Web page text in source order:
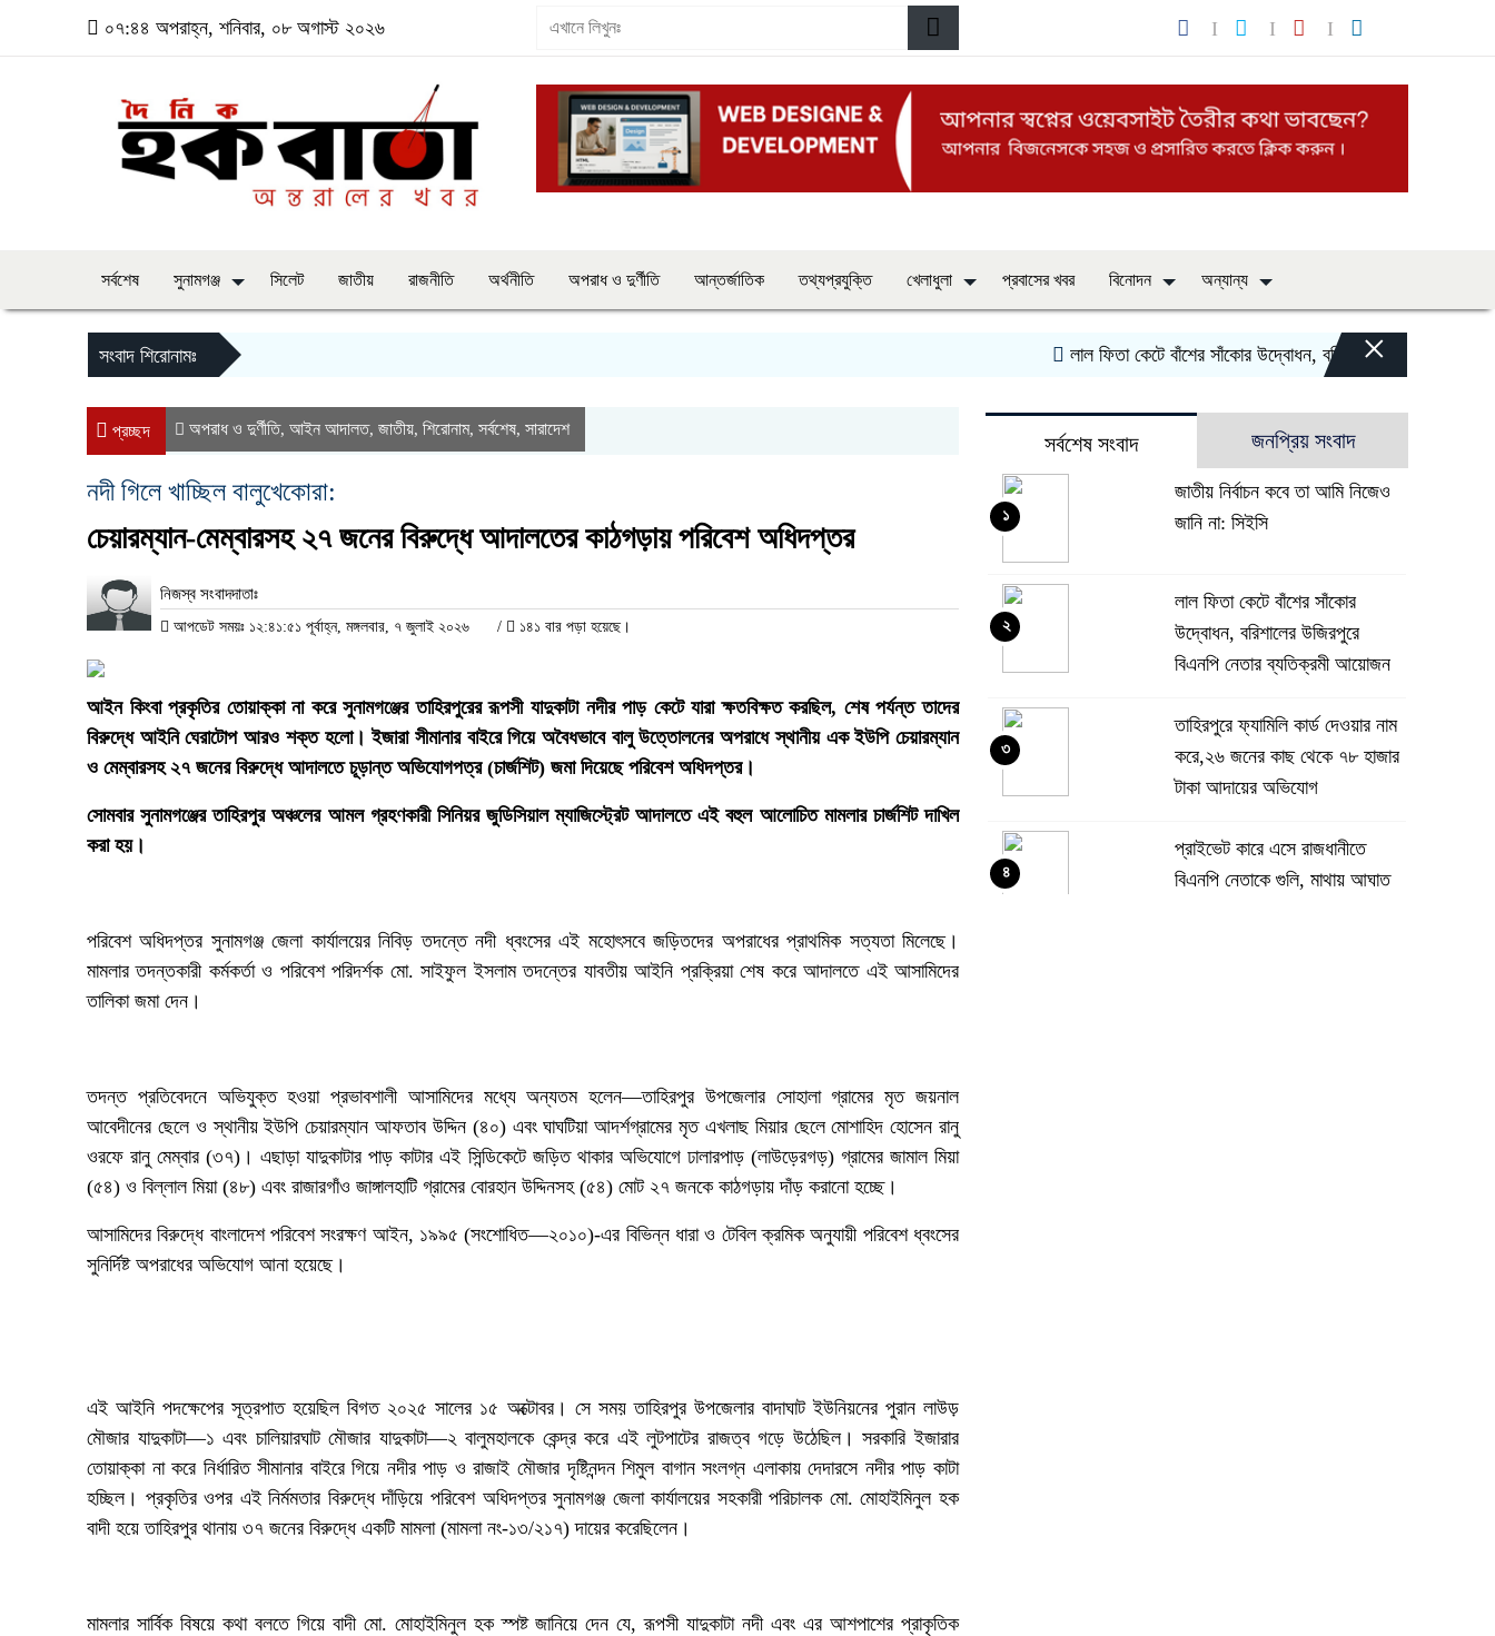
০৭:৪৪ অপরাহ্ন, শনিবার, ০৮ অগাস্ট ২০২৬
সর্বশেষ সুনামগঞ্জ সিলেট জাতীয় রাজনীতি অর্থনীতি অপরাধ ও দুর্ণীতি আন্তর্জাতিক তথ্যপ্রযুক্তি খেলাধুলা প্রবাসের খবর বিনোদন অন্যান্য
সংবাদ শিরোনামঃ ‎লাল ফিতা কেটে বাঁশের সাঁকোর উদ্বোধন, বরিশালের উজিরপুরে বিএনপি
×
প্রচ্ছদ অপরাধ ও দুর্ণীতি, আইন আদালত, জাতীয়, শিরোনাম, সর্বশেষ, সারাদেশ
‎নদী গিলে খাচ্ছিল বালুখেকোরা:
চেয়ারম্যান-মেম্বারসহ ২৭ জনের বিরুদ্ধে আদালতের কাঠগড়ায় পরিবেশ অধিদপ্তর
নিজস্ব সংবাদদাতাঃ
আপডেট সময়ঃ ১২:৪১:৫১ পূর্বাহ্ন, মঙ্গলবার, ৭ জুলাই ২০২৬ / ১৪১ বার পড়া হয়েছে।
‎আইন কিংবা প্রকৃতির তোয়াক্কা না করে সুনামগঞ্জের তাহিরপুরের রূপসী যাদুকাটা নদীর পাড় কেটে যারা ক্ষতবিক্ষত করছিল, শেষ পর্যন্ত তাদের
বিরুদ্ধে আইনি ঘেরাটোপ আরও শক্ত হলো। ইজারা সীমানার বাইরে গিয়ে অবৈধভাবে বালু উত্তোলনের অপরাধে স্থানীয় এক ইউপি চেয়ারম্যান
ও মেম্বারসহ ২৭ জনের বিরুদ্ধে আদালতে চূড়ান্ত অভিযোগপত্র (চার্জশিট) জমা দিয়েছে পরিবেশ অধিদপ্তর।
‎সোমবার সুনামগঞ্জের তাহিরপুর অঞ্চলের আমল গ্রহণকারী সিনিয়র জুডিসিয়াল ম্যাজিস্ট্রেট আদালতে এই বহুল আলোচিত মামলার চার্জশিট দাখিল
করা হয়।
‎পরিবেশ অধিদপ্তর সুনামগঞ্জ জেলা কার্যালয়ের নিবিড় তদন্তে নদী ধ্বংসের এই মহোৎসবে জড়িতদের অপরাধের প্রাথমিক সত্যতা মিলেছে।
মামলার তদন্তকারী কর্মকর্তা ও পরিবেশ পরিদর্শক মো. সাইফুল ইসলাম তদন্তের যাবতীয় আইনি প্রক্রিয়া শেষ করে আদালতে এই আসামিদের
তালিকা জমা দেন।
‎তদন্ত প্রতিবেদনে অভিযুক্ত হওয়া প্রভাবশালী আসামিদের মধ্যে অন্যতম হলেন—তাহিরপুর উপজেলার সোহালা গ্রামের মৃত জয়নাল
আবেদীনের ছেলে ও স্থানীয় ইউপি চেয়ারম্যান আফতাব উদ্দিন (৪০) এবং ঘাঘটিয়া আদর্শগ্রামের মৃত এখলাছ মিয়ার ছেলে মোশাহিদ হোসেন রানু
ওরফে রানু মেম্বার (৩৭)। এছাড়া যাদুকাটার পাড় কাটার এই সিন্ডিকেটে জড়িত থাকার অভিযোগে ঢালারপাড় (লাউড়েরগড়) গ্রামের জামাল মিয়া
(৫৪) ও বিল্লাল মিয়া (৪৮) এবং রাজারগাঁও জাঙ্গালহাটি গ্রামের বোরহান উদ্দিনসহ (৫৪) মোট ২৭ জনকে কাঠগড়ায় দাঁড় করানো হচ্ছে।
‎আসামিদের বিরুদ্ধে বাংলাদেশ পরিবেশ সংরক্ষণ আইন, ১৯৯৫ (সংশোধিত—২০১০)-এর বিভিন্ন ধারা ও টেবিল ক্রমিক অনুযায়ী পরিবেশ ধ্বংসের
সুনির্দিষ্ট অপরাধের অভিযোগ আনা হয়েছে।
‎এই আইনি পদক্ষেপের সূত্রপাত হয়েছিল বিগত ২০২৫ সালের ১৫ অক্টোবর। সে সময় তাহিরপুর উপজেলার বাদাঘাট ইউনিয়নের পুরান লাউড়
মৌজার যাদুকাটা—১ এবং চালিয়ারঘাট মৌজার যাদুকাটা—২ বালুমহালকে কেন্দ্র করে এই লুটপাটের রাজত্ব গড়ে উঠেছিল। সরকারি ইজারার
তোয়াক্কা না করে নির্ধারিত সীমানার বাইরে গিয়ে নদীর পাড় ও রাজাই মৌজার দৃষ্টিনন্দন শিমুল বাগান সংলগ্ন এলাকায় দেদারসে নদীর পাড় কাটা
হচ্ছিল। প্রকৃতির ওপর এই নির্মমতার বিরুদ্ধে দাঁড়িয়ে পরিবেশ অধিদপ্তর সুনামগঞ্জ জেলা কার্যালয়ের সহকারী পরিচালক মো. মোহাইমিনুল হক
বাদী হয়ে তাহিরপুর থানায় ৩৭ জনের বিরুদ্ধে একটি মামলা (মামলা নং-১৩/২১৭) দায়ের করেছিলেন।
‎মামলার সার্বিক বিষয়ে কথা বলতে গিয়ে বাদী মো. মোহাইমিনুল হক স্পষ্ট জানিয়ে দেন যে, রূপসী যাদুকাটা নদী এবং এর আশপাশের প্রাকৃতিক
সর্বশেষ সংবাদ জনপ্রিয় সংবাদ
জাতীয় নির্বাচন কবে তা আমি নিজেও
জানি না: সিইসি
১
‎লাল ফিতা কেটে বাঁশের সাঁকোর
উদ্বোধন, বরিশালের উজিরপুরে
বিএনপি নেতার ব্যতিক্রমী আয়োজন
২
তাহিরপুরে ফ্যামিলি কার্ড দেওয়ার নাম
করে,২৬ জনের কাছ থেকে ৭৮ হাজার
টাকা আদায়ের অভিযোগ
৩
প্রাইভেট কারে এসে রাজধানীতে
বিএনপি নেতাকে গুলি, মাথায় আঘাত
৪